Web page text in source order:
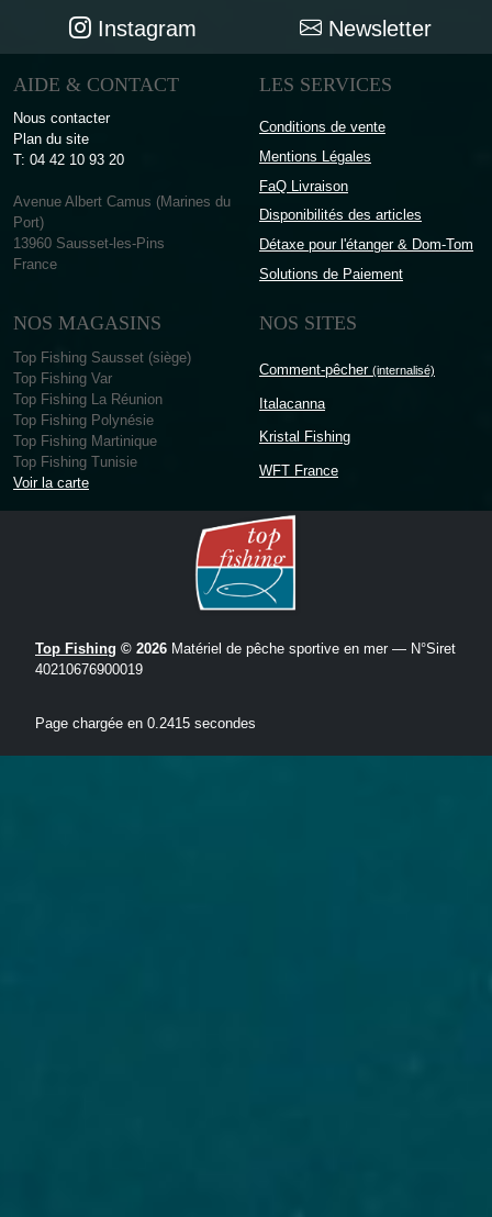
Instagram Newsletter
AIDE & CONTACT
Nous contacter
Plan du site
T: 04 42 10 93 20
Avenue Albert Camus (Marines du
Port)
13960 Sausset-les-Pins
France
LES SERVICES
Conditions de vente
Mentions Légales
FaQ Livraison
Disponibilités des articles
Détaxe pour l'étanger & Dom-Tom
Solutions de Paiement
NOS MAGASINS
Top Fishing Sausset (siège)
Top Fishing Var
Top Fishing La Réunion
Top Fishing Polynésie
Top Fishing Martinique
Top Fishing Tunisie
Voir la carte
NOS SITES
Comment-pêcher (internalisé)
Italacanna
Kristal Fishing
WFT France
Top Fishing © 2026 Matériel de pêche sportive en mer — N°Siret
40210676900019
Page chargée en 0.2415 secondes